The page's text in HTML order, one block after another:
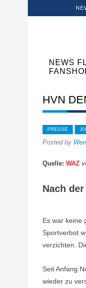
NEWS
HVN
PRESSE
Posted by
Quelle: WAZ
Nach
Es war keine
Sportverbot
verzichten.
Seit Anfang
wieder zu